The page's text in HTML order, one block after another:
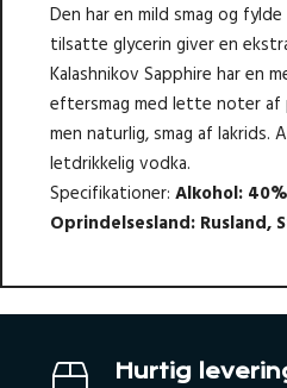
Den har en mild smag og
tilsatte glycerin giver en
Kalashnikov Sapphire har en
eftersmag med lette noter
men naturlig, smag af lakrids.
letdrikkelig vodka.
Specifikationer: Alkohol: 40%
Oprindelsesland: Rusland,
Hurtig